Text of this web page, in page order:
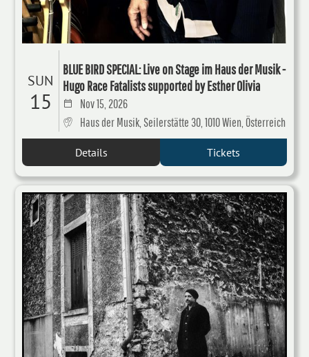
SUN
15
BLUE BIRD SPECIAL: Live on Stage im Haus der Musik -
Hugo Race Fatalists supported by Esther Olivia
Nov 15, 2026
Haus der Musik, Seilerstätte 30, 1010 Wien, Österreich
Details Tickets